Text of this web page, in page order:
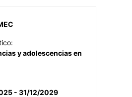
y adolescencias en
- 31/12/2029